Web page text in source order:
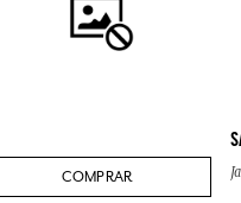
COMPRAR